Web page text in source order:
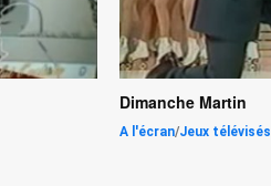
Dimanche Martin
A l'écran/Jeux télévisés